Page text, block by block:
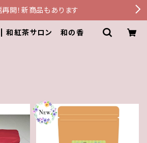
再開！新商品もあります
和紅茶サロン 和の香